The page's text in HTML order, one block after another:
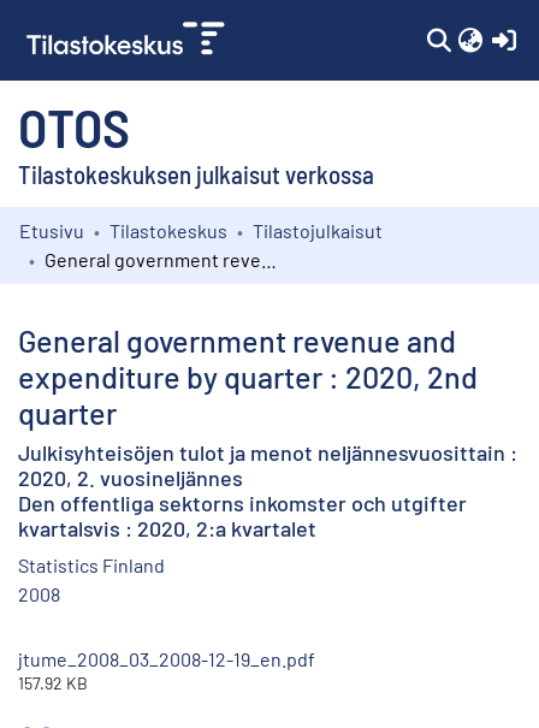
OTOS
Tilastokeskuksen julkaisut verkossa
Kokoelmat
Etusivu Tilastokeskus
Tilastojulkaisut
General government revenue and
expenditure by quarter : 2020, 2nd
quarter
Julkisyhteisöjen tulot ja menot neljännesvuosittain :
2020, 2. vuosineljännes
Den offentliga sektorns inkomster och utgifter
kvartalsvis : 2020, 2:a kvartalet
Statistics Finland
2008
jtume_2008_03_2008-12-19_en.pdf
157.92 KB